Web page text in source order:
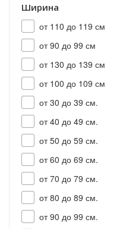
Ширина
от 110 до 119 см
от 90 до 99 см
от 130 до 139 см
от 100 до 109 см
от 30 до 39 см.
от 40 до 49 см.
от 50 до 59 см.
от 60 до 69 см.
от 70 до 79 см.
от 80 до 89 см.
от 90 до 99 см.